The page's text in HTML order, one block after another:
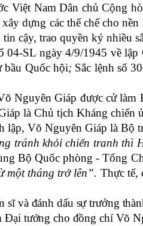
Việt Nam Dân chủ Cộng
dựng các thể chế cho
cậy, trao quyền ký nhiều
04-SL ngày4/9/1945 về lập
bầu Quốc hội; Sắc lệnh số
Nguyên Giáp được cử làm
là Chủ tịch Kháng
lập, Võ Nguyên Giáp là Bộ
tránh khỏi chiến tranh thì
Bộ Quốc phòng - Tổng
một tháng trở lên”. Thực tế,
và đánh dấu sự trưởng
tướng cho đồng chí Võ